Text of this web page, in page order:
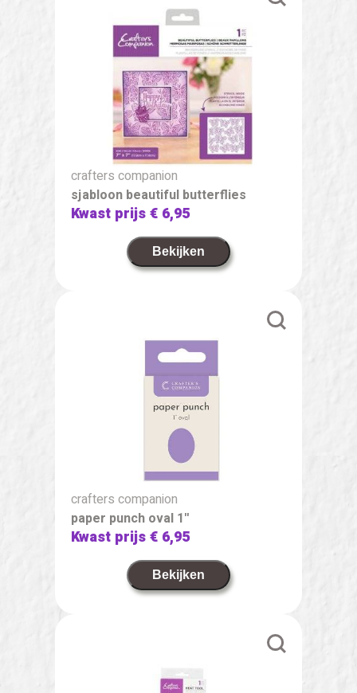
crafters companion
sjabloon beautiful butterflies
Kwast prijs€ 6,95
Bekijken
crafters companion
paper punch oval 1''
Kwast prijs€ 6,95
Bekijken